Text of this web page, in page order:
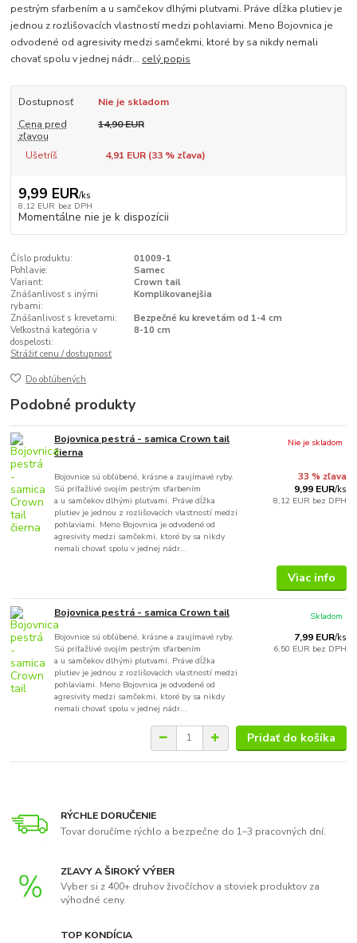
pestrým sfarbením a u samčekov dlhými plutvami. Práve dĺžka plutiev je
jednou z rozlišovacích vlastností medzi pohlaviami. Meno Bojovnica je
odvodené od agresivity medzi samčekmi, ktoré by sa nikdy nemali
chovať spolu v jednej nádr... celý popis
Dostupnosť
Nie je skladom
Cena pred
zľavou
14,90 EUR
Ušetríš 4,91 EUR (33% zľava)
9,99 EUR/ks
8,12 EUR bez DPH
Momentálne nie je k dispozícii
Číslo produktu:
01009-1
Pohlavie:
Samec
Variant:
Crown tail
Znášanlivosť s inými
rybami:
Komplikovanejšia
Znášanlivosť s krevetami:
Bezpečné ku krevetám od 1-4 cm
Veľkostná kategória v
dospelosti:
8-10 cm
Strážiť cenu / dostupnosť
Do obľúbených
Podobné produkty
Bojovnica pestrá - samica Crown tail
čierna
Bojovnice sú obľúbené, krásne a zaujímavé ryby.
Sú príťažlivé svojím pestrým sfarbením
a u samčekov dlhými plutvami. Práve dĺžka
plutiev je jednou z rozlišovacích vlastností medzi
pohlaviami. Meno Bojovnica je odvodené od
agresivity medzi samčekmi, ktoré by sa nikdy
nemali chovať spolu v jednej nádr...
33 % zľava
9,99 EUR/ks
8,12 EUR bez DPH
Nie je skladom
Viac info
Bojovnica pestrá - samica Crown tail
Bojovnice sú obľúbené, krásne a zaujímavé ryby.
Sú príťažlivé svojím pestrým sfarbením
a u samčekov dlhými plutvami. Práve dĺžka
plutiev je jednou z rozlišovacích vlastností medzi
pohlaviami. Meno Bojovnica je odvodené od
agresivity medzi samčekmi, ktoré by sa nikdy
nemali chovať spolu v jednej nádr...
7,99 EUR/ks
6,50 EUR bez DPH
Skladom
Pridať do košíka
RÝCHLE DORUČENIE
Tovar doručíme rýchlo a bezpečne do 1–3 pracovných dní.
ZĽAVY A ŠIROKÝ VÝBER
Vyber si z 400+ druhov živočíchov a stoviek produktov za
výhodné ceny.
TOP KONDÍCIA